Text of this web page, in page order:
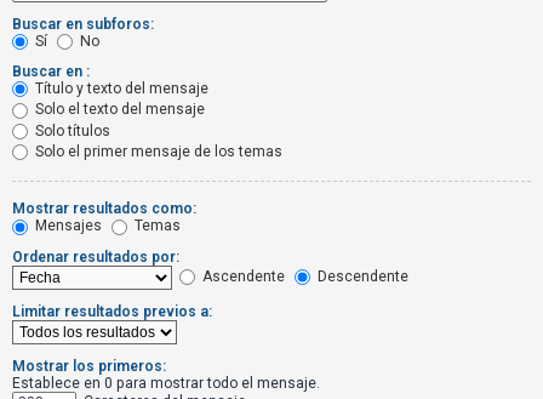
t
r
a
r
s
e
T
e
m
a
s
s
Buscar en subforos:
Sí
No
Buscar en :
Título y texto del mensaje
Solo el texto del mensaje
Solo títulos
Solo el primer mensaje de los temas
Mostrar resultados como:
Mensajes
Temas
Ordenar resultados por:
Ascendente
Descendente
Limitar resultados previos a:
Mostrar los primeros:
Establece en 0 para mostrar todo el mensaje.